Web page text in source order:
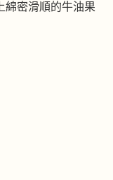
綿密滑順的牛油果